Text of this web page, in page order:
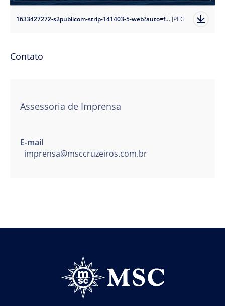
1633427272-s2publicom-strip-141403-5-web?auto=format JPEG
Contato
Assessoria de Imprensa
E-mail
imprensa@msccruzeiros.com.br